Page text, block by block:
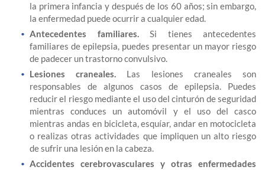
la primera infancia y después de los 60 años; sin embargo,
la enfermedad puede ocurrir a cualquier edad.
Antecedentes familiares. Si tienes antecedentes
familiares de epilepsia, puedes presentar un mayor riesgo
de padecer un trastorno convulsivo.
Lesiones craneales. Las lesiones craneales son
responsables de algunos casos de epilepsia. Puedes
reducir el riesgo mediante el uso del cinturón de seguridad
mientras conduces un automóvil y el uso del casco
mientras andas en bicicleta, esquíar, andar en motocicleta
o realizas otras actividades que impliquen un alto riesgo
de sufrir una lesión en la cabeza.
Accidentes cerebrovasculares y otras enfermedades